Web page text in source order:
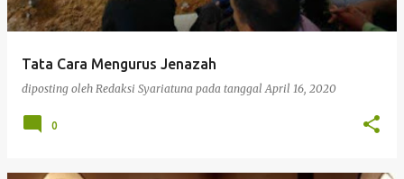
n
Tata Cara Mengurus Jenazah
diposting oleh Redaksi Syariatuna pada tanggalApril 16, 2020
0